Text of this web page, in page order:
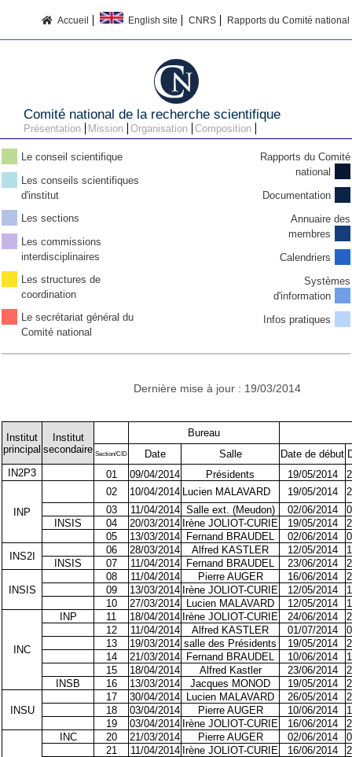
Accueil English site CNRS Rapports du Comité national
Comité national de la recherche scientifique
Présentation Mission Organisation Composition
Le conseil scientifique
Les conseils scientifiques
d'institut
Les sections
Les commissions
interdisciplinaires
Les structures de
coordination
Le secrétariat général du
Comité national
Rapports du Comité
national
Documentation
Annuaire des
membres
Calendriers
Systèmes
d'information
Infos pratiques
Dernière mise à jour : 19/03/2014
Institut
principal
Institut
secondaire
Bureau
Section/CID Date Salle Date de début
IN2P3
01 09/04/2014 Présidents 19/05/2014
INP
02 10/04/2014 Lucien MALAVARD 19/05/2014
03
11/04/2014 Salle ext. (Meudon) 02/06/2014
INSIS
04 20/03/2014 Irène JOLIOT-CURIE 19/05/2014
05
13/03/2014 Fernand BRAUDEL 02/06/2014
INS2I
06 28/03/2014 Alfred KASTLER 12/05/2014
INSIS
07 11/04/2014 Fernand BRAUDEL 23/06/2014
INSIS
08 11/04/2014 Pierre AUGER 16/06/2014
09
13/03/2014 Irène JOLIOT-CURIE 12/05/2014
10
27/03/2014 Lucien MALAVARD 12/05/2014
INC
INP 11 18/04/2014 Irène JOLIOT-CURIE 24/06/2014
12
11/04/2014 Alfred KASTLER 01/07/2014
13
19/03/2014 salle des Présidents 19/05/2014
14
21/03/2014 Fernand BRAUDEL 10/06/2014
15
18/04/2014 Alfred Kastler 23/06/2014
INSB
16 13/03/2014 Jacques MONOD 19/05/2014
INSU
17 30/04/2014 Lucien MALAVARD 26/05/2014
18
03/04/2014 Pierre AUGER 10/06/2014
19
03/04/2014 Irène JOLIOT-CURIE 16/06/2014
INC 20 21/03/2014 Pierre AUGER 02/06/2014
21
11/04/2014 Irène JOLIOT-CURIE 16/06/2014